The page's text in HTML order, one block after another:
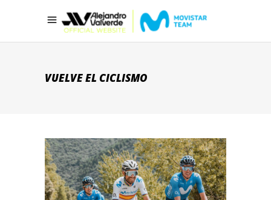
VUELVE EL CICLISMO